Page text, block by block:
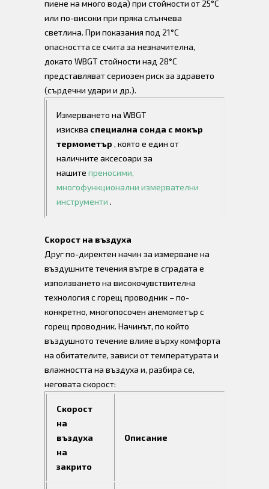
пиене на много вода) при стойности от 25°C
или по-високи при пряка слънчева
светлина. При показания под 21°C
опасността се счита за незначителна,
докато WBGT стойности над 28°C
представляват сериозен риск за здравето
(сърдечни удари и др.).
Измерването на WBGT
изисква специална сонда с мокър
термометър , която е един от
наличните аксесоари за
нашитепреносими,
многофункционални измервателни
инструменти .
Скорост на въздуха
Друг по-директен начин за измерване на
въздушните течения вътре в сградата е
използването на високочувствителна
технология с горещ проводник – по-
конкретно, многопосочен анемометър с
горещ проводник. Начинът, по който
въздушното течение влияе върху комфорта
на обитателите, зависи от температурата и
влажността на въздуха и, разбира се,
неговата скорост:
Скорост
на
въздуха
на
закрито
Описание